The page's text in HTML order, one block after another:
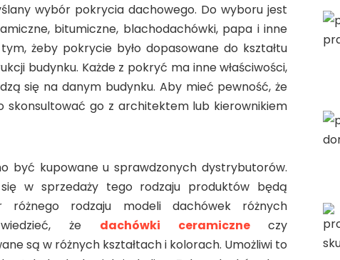
wybór pokrycia dachowego. Do wyboru jest
bitumiczne, blachodachówki, papa i inne
żeby pokrycie było dopasowane do kształtu
budynku. Każde z pokryć ma inne właściwości,
się na danym budynku. Aby mieć pewność, że
skonsultować go z architektem lub kierownikiem
być kupowane u sprawdzonych dystrybutorów.
się w sprzedaży tego rodzaju produktów będą
różnego rodzaju modeli dachówek różnych
że dachówki ceramiczneczy
są w różnych kształtach i kolorach. Umożliwi to